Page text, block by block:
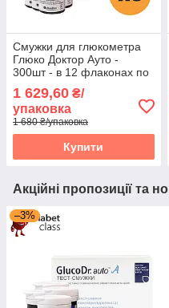
Смужки для глюкометра
Глюко Доктор Ауто -
300шт - в 12 флаконах по
25 шт в упаковці
1 629,60 ₴/
упаковка
1 680 ₴/упаковка
Купити
Акційні пропозиції та
–3%